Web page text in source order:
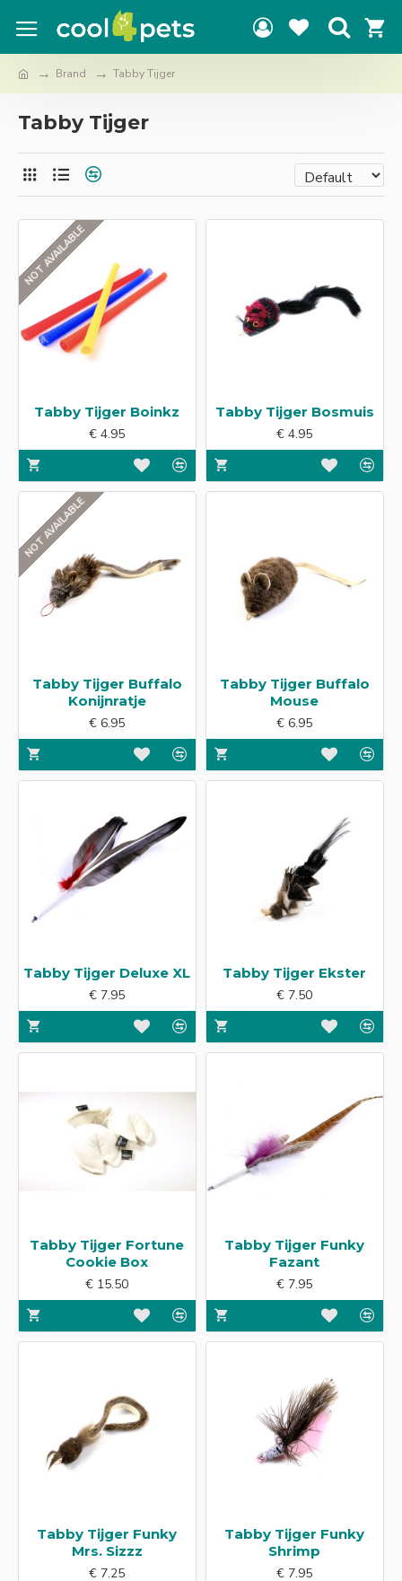
Brand Tabby Tijger
Tabby Tijger
NOT AVAILABLE
Tabby Tijger Boinkz
€ 4.95
Tabby Tijger Bosmuis
€ 4.95
NOT AVAILABLE
Tabby Tijger Buffalo
Konijnratje
€ 6.95
Tabby Tijger Buffalo
Mouse
€ 6.95
Tabby Tijger Deluxe XL
€ 7.95
Tabby Tijger Ekster
€ 7.50
Tabby Tijger Fortune
Cookie Box
€ 15.50
Tabby Tijger Funky
Fazant
€ 7.95
Tabby Tijger Funky
Mrs. Sizzz
€ 7.25
Tabby Tijger Funky
Shrimp
€ 7.95